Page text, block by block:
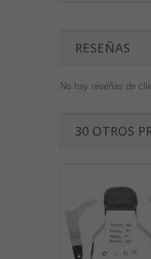
RESEÑAS
No hay reseñas de
30 OTROS